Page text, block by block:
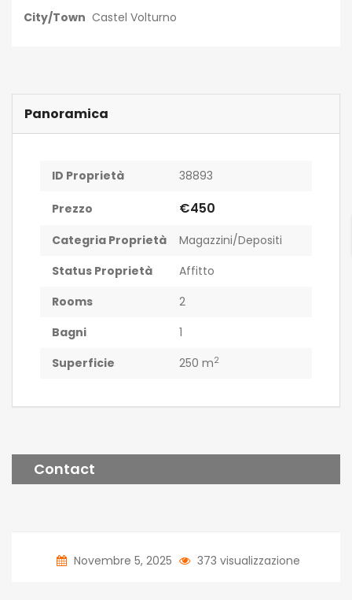
City/Town Castel Volturno
Panoramica
ID Proprietà 38893
Prezzo €450
Categria Proprietà
Magazzini/Depositi
Status Proprietà
Affitto
Rooms
2
Bagni
1
Superficie
250 m2
Contact
Novembre 5, 2025 373 visualizzazione